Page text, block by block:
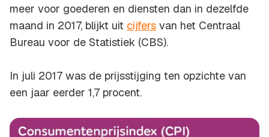
meer voor goederen en diensten dan in dezelfde
maand in 2017, blijkt uit cijfers van het Centraal
Bureau voor de Statistiek (CBS).
In juli 2017 was de prijsstijging ten opzichte van
een jaar eerder 1,7 procent.